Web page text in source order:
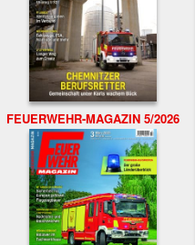
FEUERWEHR-MAGAZIN 5/2026